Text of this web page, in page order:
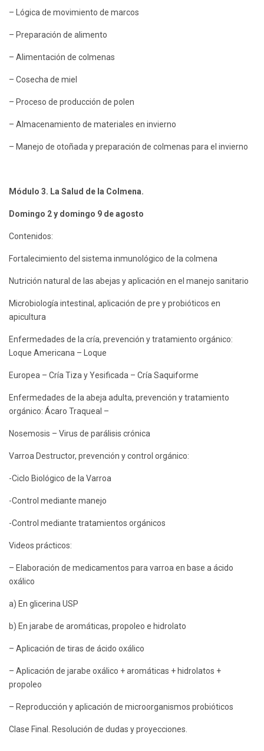
– Lógica de movimiento de marcos
– Preparación de alimento
– Alimentación de colmenas
– Cosecha de miel
– Proceso de producción de polen
– Almacenamiento de materiales en invierno
– Manejo de otoñada y preparación de colmenas para el invierno
Módulo 3. La Salud de la Colmena.
Domingo 2 y domingo 9 de agosto
Contenidos:
Fortalecimiento del sistema inmunológico de la colmena
Nutrición natural de las abejas y aplicación en el manejo sanitario
Microbiología intestinal, aplicación de pre y probióticos en
apicultura
Enfermedades de la cría, prevención y tratamiento orgánico:
Loque Americana – Loque
Europea – Cría Tiza y Yesificada – Cría Saquiforme
Enfermedades de la abeja adulta, prevención y tratamiento
orgánico: Ácaro Traqueal –
Nosemosis – Virus de parálisis crónica
Varroa Destructor, prevención y control orgánico:
-Ciclo Biológico de la Varroa
-Control mediante manejo
-Control mediante tratamientos orgánicos
Videos prácticos:
– Elaboración de medicamentos para varroa en base a ácido
oxálico
a) En glicerina USP
b) En jarabe de aromáticas, propoleo e hidrolato
– Aplicación de tiras de ácido oxálico
– Aplicación de jarabe oxálico + aromáticas + hidrolatos +
propoleo
– Reproducción y aplicación de microorganismos probióticos
Clase Final. Resolución de dudas y proyecciones.